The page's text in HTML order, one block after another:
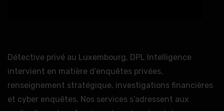
Détective privé au Luxembourg, DPL Intelligence
intervient en matière d’enquêtes privées,
renseignement stratégique, investigations financières
et cyber enquêtes. Nos services s’adressent aux